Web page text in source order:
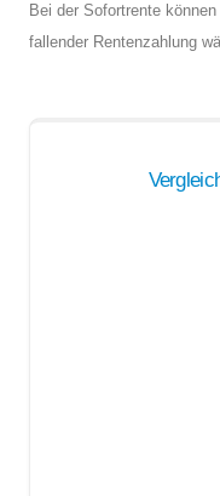
Bei der Sofortrente
fallender Rentenzahlung